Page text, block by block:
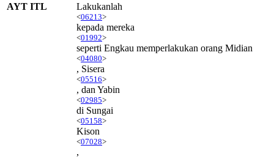
AYT ITL
Lakukanlah
<06213>
kepada mereka
<01992>
seperti Engkau memperlakukan orang Midian
<04080>
, Sisera
<05516>
, dan Yabin
<02985>
di Sungai
<05158>
Kison
<07028>
,